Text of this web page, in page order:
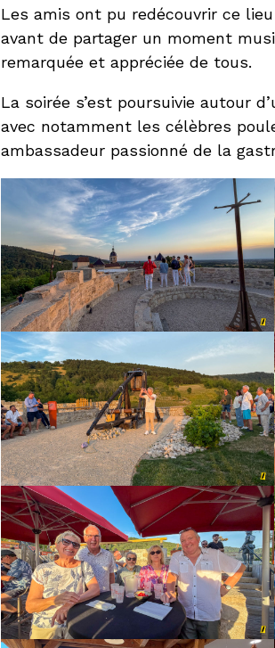
Les amis ont pu redécouvrir ce
avant de partager un moment
remarquée et appréciée de tous.
La soirée s’est poursuivie autour
avec notamment les célèbres
ambassadeur passionné de la